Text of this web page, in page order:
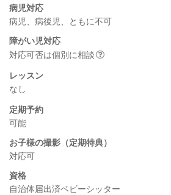
病児対応
病児、病後児、ともに不可
障がい児対応
対応可否は個別に相談
レッスン
なし
定期予約
可能
お子様の撮影（定期特典）
対応可
資格
自治体届出済ベビーシッター